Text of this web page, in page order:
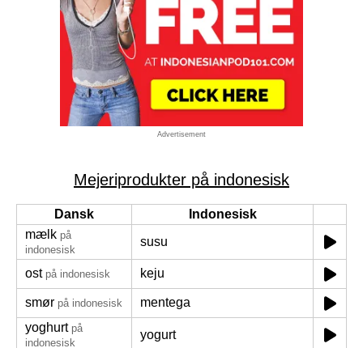
Advertisement
Mejeriprodukter på indonesisk
Dansk
Indonesisk
mælk på
indonesisk
susu
ost på indonesisk keju
smør på indonesisk
mentega
yoghurt på
indonesisk
yogurt